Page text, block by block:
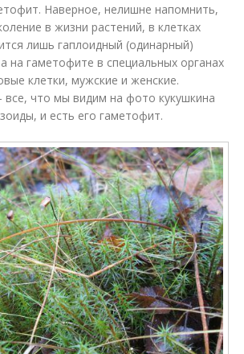
Наверное, нелишне напомнить,
в жизни растений, в клетках
лишь гаплоидный (одинарный)
на гаметофите в специальных органах
клетки, мужские и женские.
все, что мы видим на фото кукушкина
и есть его гаметофит.